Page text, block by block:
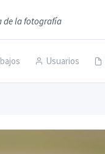
de la fotografía
Usuarios